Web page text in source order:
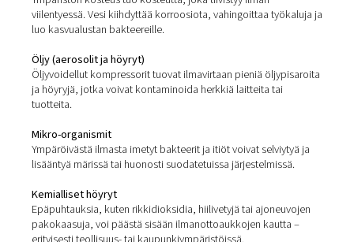
Paineilma kerää epäpuhtauksia kahdesta päälähteestä:
ympäristöstä ja itse puristusprosessista. Yleisimpiä
Kiinteät hiukkaset
Pölyä, likaa, ruostetta ja putkihilsettä voi päästä
Vesi (höyry, neste ja aerosolit)
Ympäristön kosteus tuo kosteutta, joka tiivistyy ilman
viilentyessä. Vesi kiihdyttää korroosiota, vahingoittaa
luo kasvualustan bakteereille.